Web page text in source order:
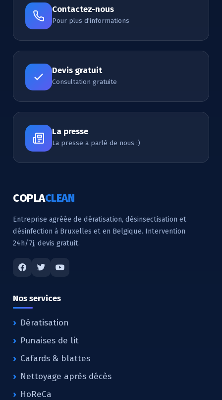
Contactez-nous
Pour plus d'informations
Devis gratuit
Consultation gratuite
La presse
La presse a parlé de nous :)
COPLACLEAN
Entreprise agréée de dératisation, désinsectisation et
désinfection à Bruxelles et en Belgique. Intervention
24h/7j, devis gratuit.
Nos services
Dératisation
Punaises de lit
Cafards & blattes
Nettoyage après décès
HoReCa